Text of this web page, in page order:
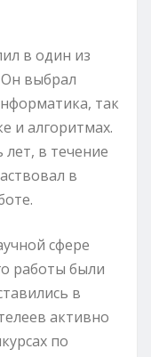
в один из
выбрал
так
и алгоритмах.
в течение
в
сфере
работы были
в
активно
по